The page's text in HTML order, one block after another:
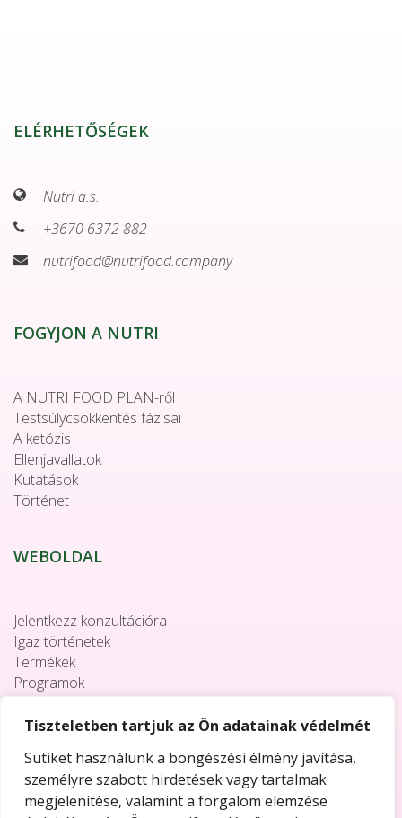
Tiszteletben tartjuk az Ön adatainak védelmét
Sütiket használunk a böngészési élmény javítása,
személyre szabott hirdetések vagy tartalmak
megjelenítése, valamint a forgalom elemzése
ELÉRHETŐSÉGEK
Nutri a.s.
+3670 6372 882
nutrifood@nutrifood.company
FOGYJON A NUTRI
A NUTRI FOOD PLAN-ről
Testsúlycsökkentés fázisai
A ketózis
Ellenjavallatok
Kutatások
Történet
WEBOLDAL
Jelentkezz konzultációra
Igaz történetek
Termékek
Programok
Elérhetőségek